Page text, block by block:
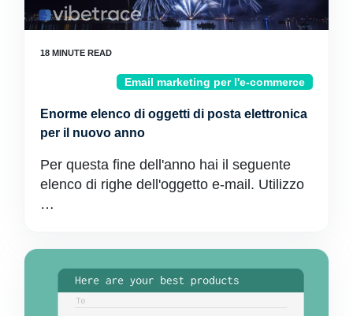
Email marketing per l'e-commerce
Enorme elenco di oggetti di posta elettronica
per il nuovo anno
Per questa fine dell'anno hai il seguente
elenco di righe dell'oggetto e-mail. Utilizzo
…